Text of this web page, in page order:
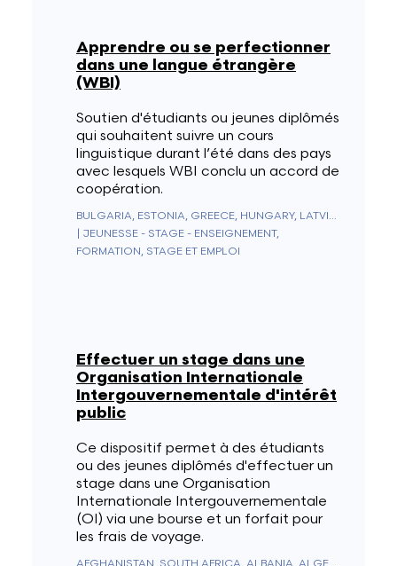
Apprendre ou se perfectionner
dans une langue étrangère
(WBI)
Soutien d'étudiants ou jeunes diplômés
qui souhaitent suivre un cours
linguistique durant l’été dans des pays
avec lesquels WBI conclu un accord de
coopération.
BULGARIA, ESTONIA, GREECE, HUNGARY, LATVIA, LITHUANIA, MOROCCO, POLAND, SLOVAKIA, CZECHIA, TUNISIA, TÜRKIYE
JEUNESSE - STAGE - ENSEIGNEMENT,
FORMATION, STAGE ET EMPLOI
Effectuer un stage dans une
Organisation Internationale
Intergouvernementale d'intérêt
public
Ce dispositif permet à des étudiants
ou des jeunes diplômés d'effectuer un
stage dans une Organisation
Internationale Intergouvernementale
(OI) via une bourse et un forfait pour
les frais de voyage.